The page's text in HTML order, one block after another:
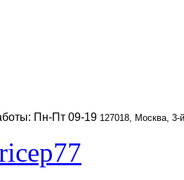
Пн-Пт 09-19 127018, Москва,